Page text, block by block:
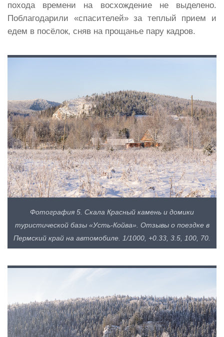
похода времени на восхождение не выделено.
Поблагодарили «спасителей» за теплый прием и
едем в посёлок, сняв на прощанье пару кадров.
Фотография 5. Скала Красный камень и домики
туристической базы «Усть-Койва». Отзывы о поездке в
Пермский край на автомобиле. 1/1000, +0.33, 3.5, 100, 70.